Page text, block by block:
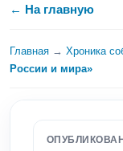
← На главную
Главная → Хроника
России и мира»